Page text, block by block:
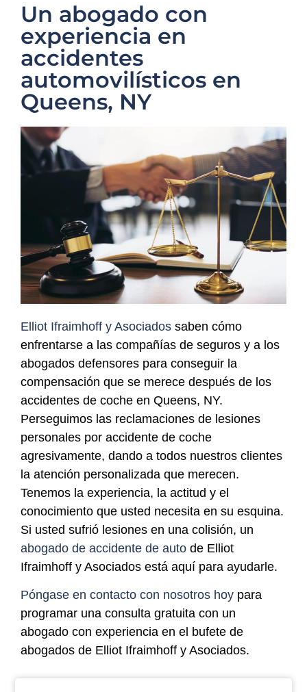
Un abogado con
experiencia en
accidentes
automovilísticos en
Queens, NY
Elliot Ifraimhoff y Asociados saben cómo
enfrentarse a las compañías de seguros y a los
abogados defensores para conseguir la
compensación que se merece después de los
accidentes de coche en Queens, NY.
Perseguimos las reclamaciones de lesiones
personales por accidente de coche
agresivamente, dando a todos nuestros clientes
la atención personalizada que merecen.
Tenemos la experiencia, la actitud y el
conocimiento que usted necesita en su esquina.
Si usted sufrió lesiones en una colisión, un
abogado de accidente de auto de Elliot
Ifraimhoff y Asociados está aquí para ayudarle.
Póngase en contacto con nosotros hoy para
programar una consulta gratuita con un
abogado con experiencia en el bufete de
abogados de Elliot Ifraimhoff y Asociados.